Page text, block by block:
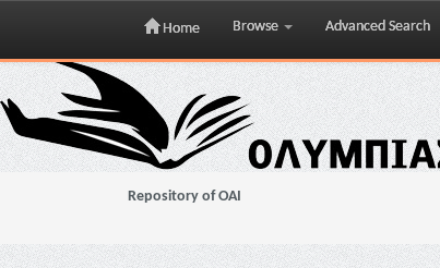
Skip
navigation
Home Browse Advanced Search
Repository of OAI